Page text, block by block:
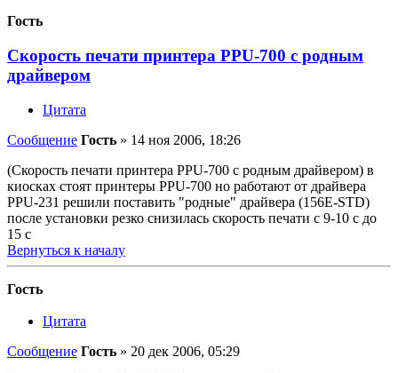
Гость
Скорость печати принтера PPU-700 с родным
драйвером
Цитата
Сообщение Гость » 14 ноя 2006, 18:26
(Скорость печати принтера PPU-700 с родным драйвером) в
киосках стоят принтеры PPU-700 но работают от драйвера
PPU-231 решили поставить "родные" драйвера (156E-STD)
после установки резко снизилась скорость печати с 9-10 с до
15 с
Вернуться к началу
Гость
Цитата
Сообщение Гость » 20 дек 2006, 05:29